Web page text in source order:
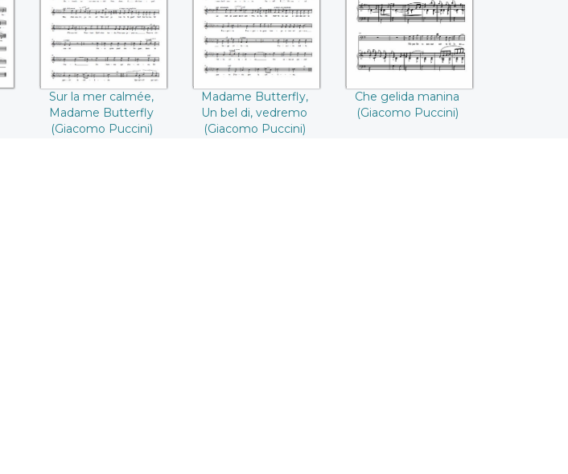
((Giacomo Puccini))
Sur la mer calmée,
Madame Butterfly
(Giacomo Puccini)
((Giacomo Puccini))
Madame Butterfly,
Un bel di, vedremo
(Giacomo Puccini)
Che gelida manina
(Giacomo Puccini)